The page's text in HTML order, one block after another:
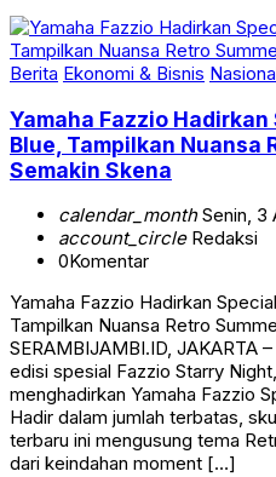
Berita Ekonomi & Bisnis
Yamaha Fazzio
Blue, Tampilkan Nuansa
Semakin Skena
calendar_monthSenin, 3
account_circleRedaksi
0Komentar
Yamaha Fazzio Hadirkan
Tampilkan Nuansa Retro
SERAMBIJAMBI.ID, JAKARTA
edisi spesial Fazzio Starry
menghadirkan Yamaha Fazzio
Hadir dalam jumlah terbatas,
terbaru ini mengusung tema
dari keindahan moment […]